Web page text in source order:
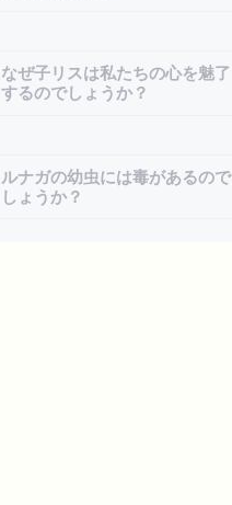
なぜ子リスは私たちの心を魅了
するのでしょうか？
ルナガの幼虫には毒があるので
しょうか？